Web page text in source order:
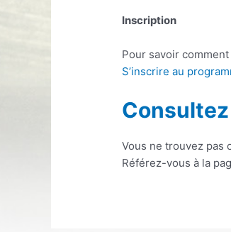
Inscription
Pour savoir
S’inscrire au
Vous ne trouvez pas
Référez-vous à la